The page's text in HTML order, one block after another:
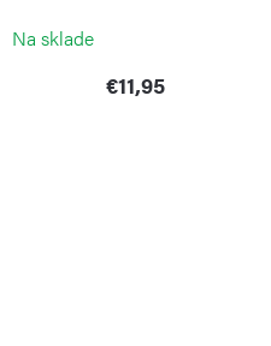
Na sklade
€11,95